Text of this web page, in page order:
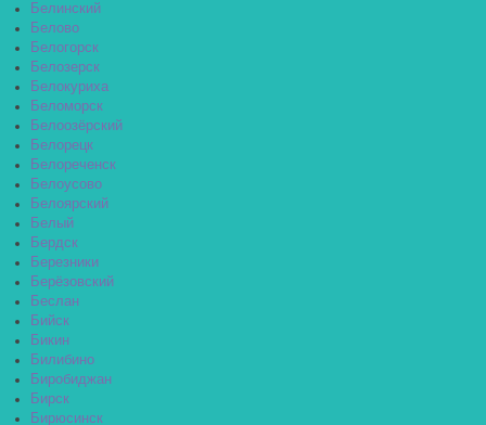
Белинский
Белово
Белогорск
Белозерск
Белокуриха
Беломорск
Белоозёрский
Белорецк
Белореченск
Белоусово
Белоярский
Белый
Бердск
Березники
Берёзовский
Беслан
Бийск
Бикин
Билибино
Биробиджан
Бирск
Бирюсинск